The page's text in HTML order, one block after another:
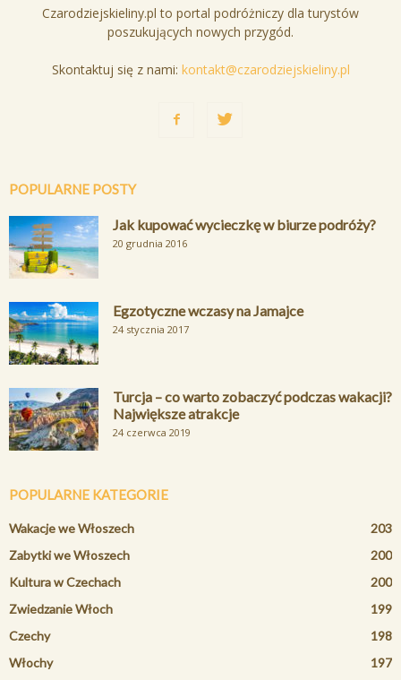
Czarodziejskieliny.pl to portal podróżniczy dla turystów
poszukujących nowych przygód.
Skontaktuj się z nami: kontakt@czarodziejskieliny.pl
POPULARNE POSTY
Jak kupować wycieczkę w biurze podróży?
20 grudnia 2016
Egzotyczne wczasy na Jamajce
24 stycznia 2017
Turcja – co warto zobaczyć podczas wakacji?
Największe atrakcje
24 czerwca 2019
POPULARNE KATEGORIE
Wakacje we Włoszech
203
Zabytki we Włoszech
200
Kultura w Czechach
200
Zwiedzanie Włoch
199
Czechy
198
Włochy
197